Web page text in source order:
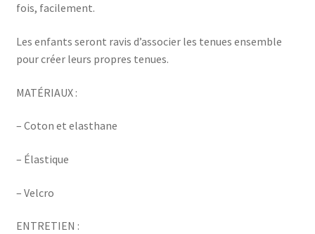
fois, facilement.
Les enfants seront ravis d’associer les tenues ensemble
pour créer leurs propres tenues.
MATÉRIAUX :
– Coton et elasthane
– Élastique
– Velcro
ENTRETIEN :